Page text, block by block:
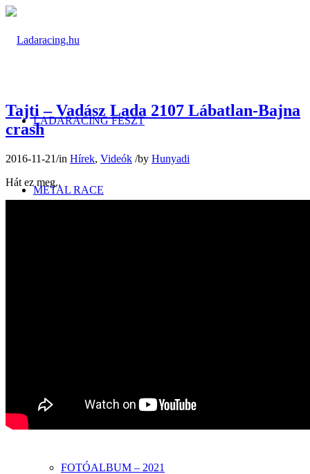
LADARACING FESZT
METAL RACE
FOTÓALBUM – 2022
FOTÓALBUM – 2021
Tajti – Vadász Lada 2107 Lábatlan-Bajna
crash
2016-11-21/in Hírek, Videók /by Hunyadi
Hát ez meg..